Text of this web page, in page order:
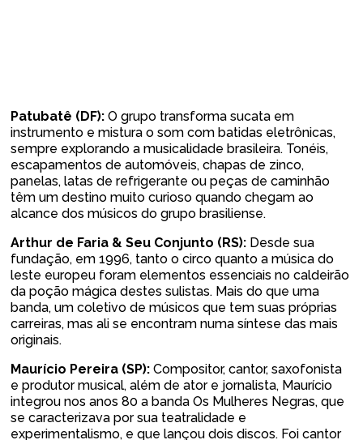
Patubatê (DF): O grupo transforma sucata em
instrumento e mistura o som com batidas eletrônicas,
sempre explorando a musicalidade brasileira. Tonéis,
escapamentos de automóveis, chapas de zinco,
panelas, latas de refrigerante ou peças de caminhão
têm um destino muito curioso quando chegam ao
alcance dos músicos do grupo brasiliense.
Arthur de Faria & Seu Conjunto (RS): Desde sua
fundação, em 1996, tanto o circo quanto a música do
leste europeu foram elementos essenciais no caldeirão
da poção mágica destes sulistas. Mais do que uma
banda, um coletivo de músicos que tem suas próprias
carreiras, mas ali se encontram numa síntese das mais
originais.
Maurício Pereira (SP): Compositor, cantor, saxofonista
e produtor musical, além de ator e jornalista, Maurício
integrou nos anos 80 a banda Os Mulheres Negras, que
se caracterizava por sua teatralidade e
experimentalismo, e que lançou dois discos. Foi cantor